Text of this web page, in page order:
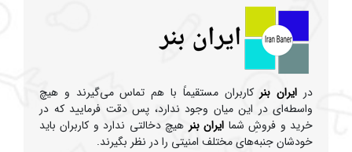
در ایران بنر کاربران مستقیماً با هم تماس می‌گیرند و هیچ
واسطه‌ای در این میان وجود ندارد، پس دقت فرمایید که در
خرید و فروشِ شما ایران بنر هیچ دخالتی ندارد و کاربران باید
خودشان جنبه‌های مختلف امنیتی را در نظر بگیرند.